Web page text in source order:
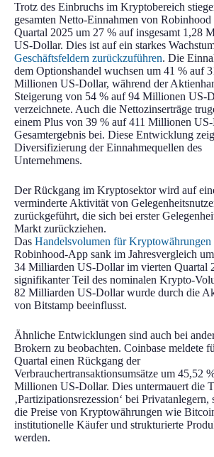
Trotz des Einbruchs im Kryptobereich
gesamten Netto-Einnahmen von
Quartal 2025 um 27 % auf insgesamt 1,28
US-Dollar. Dies ist auf ein starkes
Geschäftsfeldern zurückzuführen. Die
dem Optionshandel wuchsen um 41 % auf
Millionen US-Dollar, während der
Steigerung von 54 % auf 94 Millionen US-
verzeichnete. Auch die Nettozinserträge
einem Plus von 39 % auf 411 Millionen
Gesamtergebnis bei. Diese Entwicklung
Diversifizierung der Einnahmequellen des
Unternehmens.
Der Rückgang im Kryptosektor wird auf
verminderte Aktivität von
zurückgeführt, die sich bei erster
Markt zurückziehen.
Das Handelsvolumen für Kryptowährungen
Robinhood-App sank im Jahresvergleich
34 Milliarden US-Dollar im vierten Quartal
signifikanter Teil des nominalen Krypto-
82 Milliarden US-Dollar wurde durch die
von Bitstamp beeinflusst.
Ähnliche Entwicklungen sind auch bei
Brokern zu beobachten. Coinbase meldete
Quartal einen Rückgang der
Verbrauchertransaktionsumsätze um 45,52
Millionen US-Dollar. Dies untermauert die
‚Partizipationsrezession‘ bei Privatanlegern,
die Preise von Kryptowährungen wie
institutionelle Käufer und strukturierte
werden.